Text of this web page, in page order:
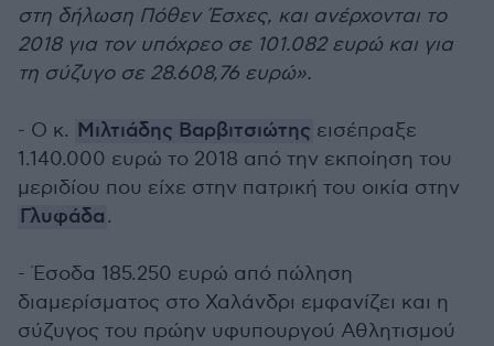
στη δήλωση Πόθεν Έσχες, και ανέρχονται το
2018 για τον υπόχρεο σε 101.082 ευρώ και για
τη σύζυγο σε 28.608,76 ευρώ».
- Ο κ. Μιλτιάδης Βαρβιτσιώτης εισέπραξε
1.140.000 ευρώ το 2018 από την εκποίηση του
μεριδίου που είχε στην πατρική του οικία στην
Γλυφάδα.
- Έσοδα 185.250 ευρώ από πώληση
διαμερίσματος στο Χαλάνδρι εμφανίζει και η
σύζυγος του πρώην υφυπουργού Αθλητισμού